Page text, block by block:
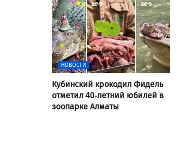
НОВОСТИ
Кубинский крокодил Фидель
отметил 40-летний юбилей в
зоопарке Алматы